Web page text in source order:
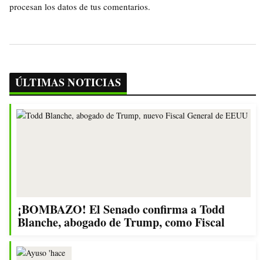
procesan los datos de tus comentarios.
ÚLTIMAS NOTICIAS
¡BOMBAZO! El Senado confirma a Todd
Blanche, abogado de Trump, como Fiscal